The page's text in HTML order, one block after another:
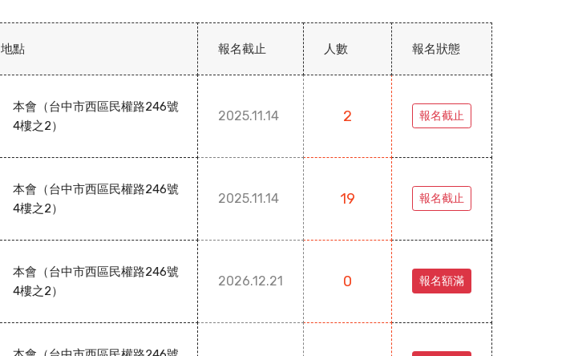
地點 報名截止 人數 報名狀態
本會（台中市西區民權路246號
4樓之2）
2025.11.14 2 報名截止
本會（台中市西區民權路246號
4樓之2）
2025.11.14 19 報名截止
本會（台中市西區民權路246號
4樓之2）
2026.12.21 0 報名額滿